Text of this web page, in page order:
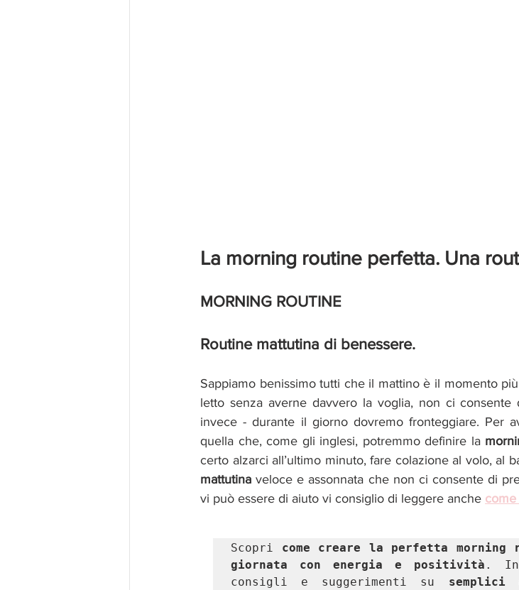
La morning routine perfetta. Una
MORNING ROUTINE
Routine mattutina di benessere.
Sappiamo benissimo tutti che il mattino è il momento
letto senza averne davvero la voglia, non ci
invece - durante il giorno dovremo fronteggiare. Per
quella che, come gli inglesi, potremmo definire la
certo alzarci all’ultimo minuto, fare colazione al volo, al
mattutina veloce e assonnata che non ci consente di
vi può essere di aiuto vi consiglio di leggere anche
Scopri come creare la perfetta
giornata con energia e positività . In
consigli e suggerimenti su semplici